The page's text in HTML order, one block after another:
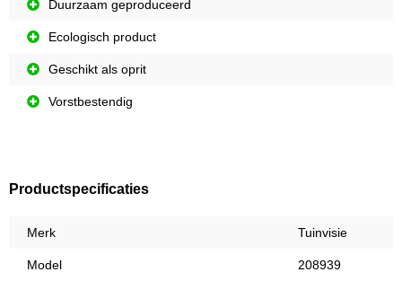
Duurzaam geproduceerd
Ecologisch product
Geschikt als oprit
Vorstbestendig
Productspecificaties
Merk Tuinvisie
Model 208939